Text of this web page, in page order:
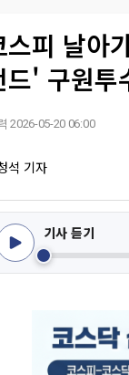
스피 날아
드' 구원투
2026-05-20 06:00
석 기자
기사 듣기